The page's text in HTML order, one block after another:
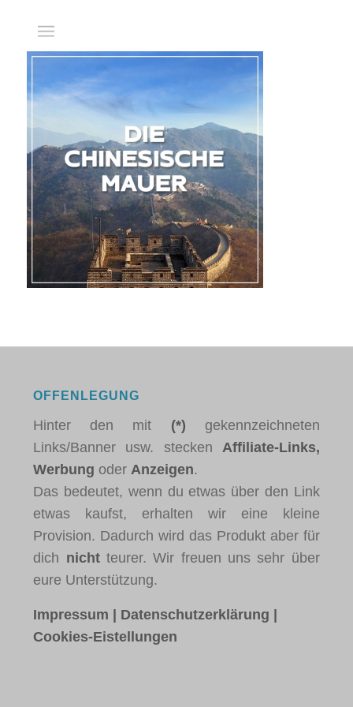
OFFENLEGUNG
Hinter den mit (*) gekennzeichneten
Links/Banner usw. stecken Affiliate-Links,
Werbung oderAnzeigen.
Das bedeutet, wenn du etwas über den Link
etwas kaufst, erhalten wir eine kleine
Provision. Dadurch wird das Produkt aber für
dich nichtteurer. Wir freuen uns sehr über
eure Unterstützung.
Impressum | Datenschutzerklärung |
Cookies-Eistellungen